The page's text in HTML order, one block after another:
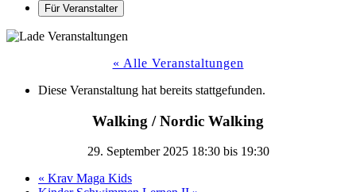
Für Veranstalter
« Alle Veranstaltungen
Diese Veranstaltung hat bereits stattgefunden.
Walking / Nordic Walking
29. September 2025 18:30bis 19:30
« Krav Maga Kids